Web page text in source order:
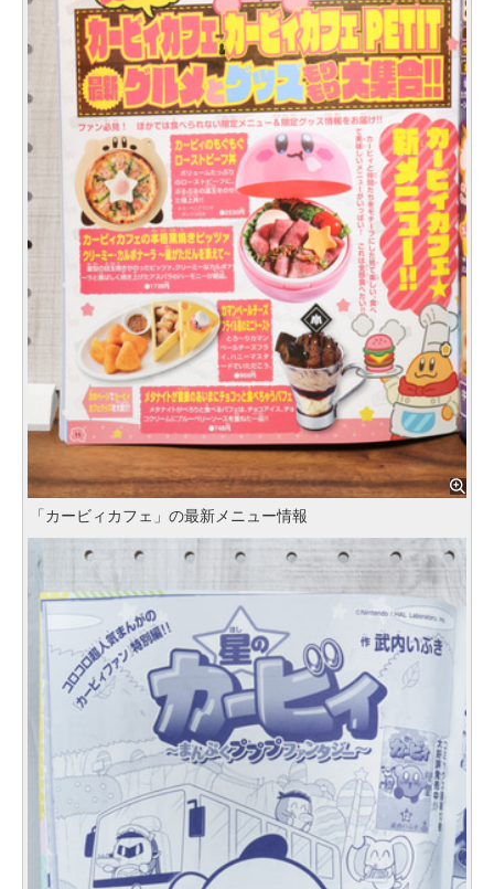
「カービィカフェ」の最新メニュー情報